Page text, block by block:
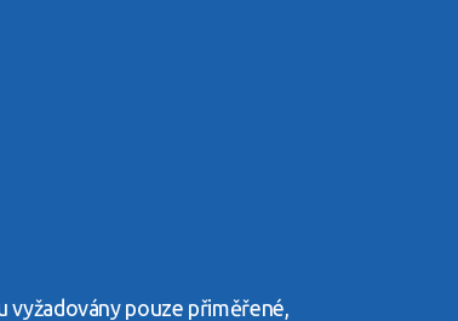
vyžadovány pouze přiměřené,